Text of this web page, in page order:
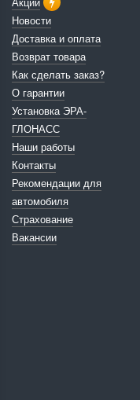
Новости
Доставка и оплата
Возврат товара
Как сделать заказ?
О гарантии
Установка ЭРА-
ГЛОНАСС
Наши работы
Контакты
Рекомендации для
автомобиля
Страхование
Вакансии